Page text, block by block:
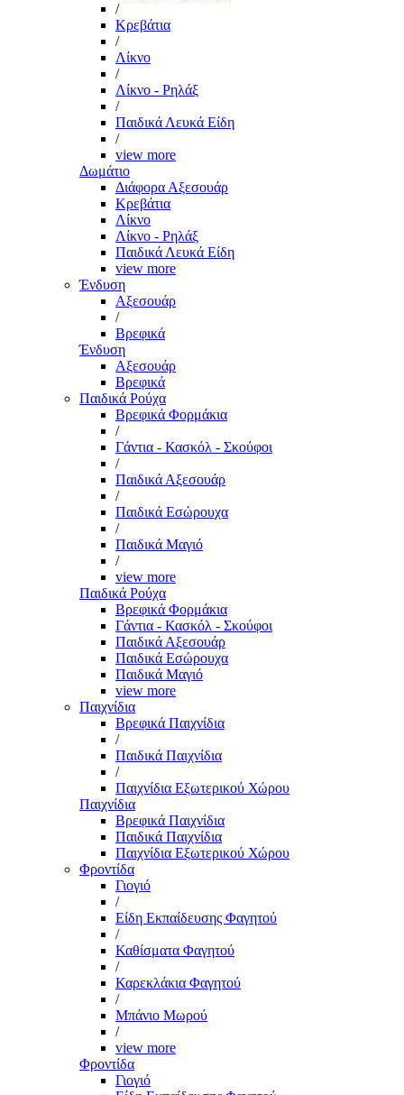
/
Κρεβάτια
/
Λίκνο
/
Λίκνο - Ρηλάξ
/
Παιδικά Λευκά Είδη
/
view more
Δωμάτιο
Διάφορα Αξεσουάρ
Κρεβάτια
Λίκνο
Λίκνο - Ρηλάξ
Παιδικά Λευκά Είδη
view more
Ένδυση
Αξεσουάρ
/
Βρεφικά
Ένδυση
Αξεσουάρ
Βρεφικά
Παιδικά Ρούχα
Βρεφικά Φορμάκια
/
Γάντια - Κασκόλ - Σκούφοι
/
Παιδικά Αξεσουάρ
/
Παιδικά Εσώρουχα
/
Παιδικά Μαγιό
/
view more
Παιδικά Ρούχα
Βρεφικά Φορμάκια
Γάντια - Κασκόλ - Σκούφοι
Παιδικά Αξεσουάρ
Παιδικά Εσώρουχα
Παιδικά Μαγιό
view more
Παιχνίδια
Βρεφικά Παιχνίδια
/
Παιδικά Παιχνίδια
/
Παιχνίδια Εξωτερικού Χώρου
Παιχνίδια
Βρεφικά Παιχνίδια
Παιδικά Παιχνίδια
Παιχνίδια Εξωτερικού Χώρου
Φροντίδα
Γιογιό
/
Είδη Εκπαίδευσης Φαγητού
/
Καθίσματα Φαγητού
/
Καρεκλάκια Φαγητού
/
Μπάνιο Μωρού
/
view more
Φροντίδα
Γιογιό